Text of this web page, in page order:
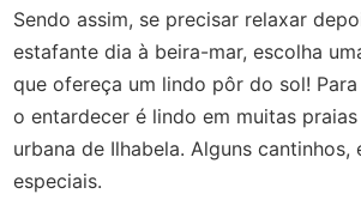
Sendo assim, se precisar relaxar
estafante dia à beira-mar, escolha
que ofereça um lindo pôr do sol!
o entardecer é lindo em muitas
urbana de Ilhabela. Alguns cantinhos,
especiais.